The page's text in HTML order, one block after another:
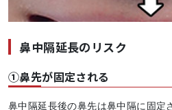
鼻中隔延長のリスク
①鼻先が固定される
鼻中隔延長後の鼻先は鼻中隔に固定